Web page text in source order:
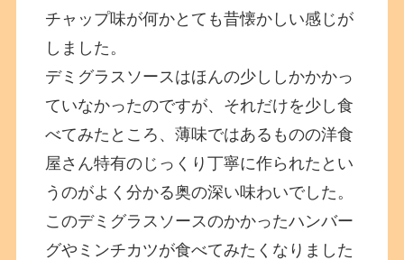
チャップ味が何かとても昔懐かしい感じが
しました。
デミグラスソースはほんの少ししかかかっ
ていなかったのですが、それだけを少し食
べてみたところ、薄味ではあるものの洋食
屋さん特有のじっくり丁寧に作られたとい
うのがよく分かる奥の深い味わいでした。
このデミグラスソースのかかったハンバー
グやミンチカツが食べてみたくなりました